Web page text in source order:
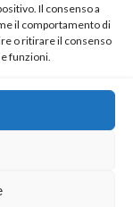
Il consenso a
il comportamento di
o ritirare il consenso
funzioni.